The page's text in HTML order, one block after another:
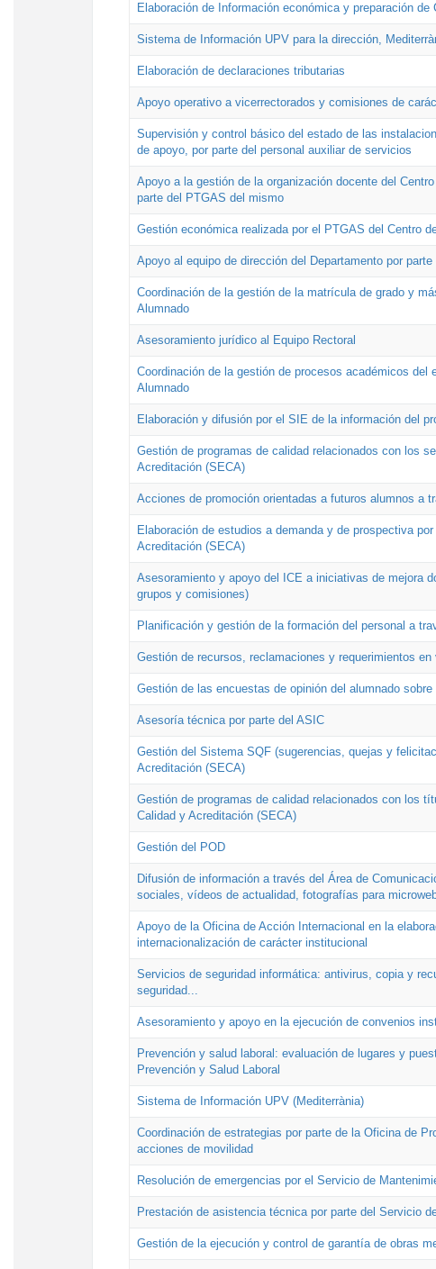
Elaboración de Información económica y preparación de
Sistema de Información UPV para la dirección,
Elaboración de declaraciones tributarias
Apoyo operativo a vicerrectorados y comisiones de
Supervisión y control básico del estado de las
de apoyo, por parte del personal auxiliar de servicios
Apoyo a la gestión de la organización docente del
parte del PTGAS del mismo
Gestión económica realizada por el PTGAS del Centro
Apoyo al equipo de dirección del Departamento por
Coordinación de la gestión de la matrícula de grado y
Alumnado
Asesoramiento jurídico al Equipo Rectoral
Coordinación de la gestión de procesos académicos
Alumnado
Elaboración y difusión por el SIE de la información del
Gestión de programas de calidad relacionados con los
Acreditación (SECA)
Acciones de promoción orientadas a futuros alumnos a
Elaboración de estudios a demanda y de prospectiva
Acreditación (SECA)
Asesoramiento y apoyo del ICE a iniciativas de mejora
grupos y comisiones)
Planificación y gestión de la formación del personal a
Gestión de recursos, reclamaciones y requerimientos
Gestión de las encuestas de opinión del alumnado
Asesoría técnica por parte del ASIC
Gestión del Sistema SQF (sugerencias, quejas y
Acreditación (SECA)
Gestión de programas de calidad relacionados con los
Calidad y Acreditación (SECA)
Gestión del POD
Difusión de información a través del Área de
sociales, vídeos de actualidad, fotografías para
Apoyo de la Oficina de Acción Internacional en la
internacionalización de carácter institucional
Servicios de seguridad informática: antivirus, copia y
seguridad...
Asesoramiento y apoyo en la ejecución de convenios
Prevención y salud laboral: evaluación de lugares y
Prevención y Salud Laboral
Sistema de Información UPV (Mediterrània)
Coordinación de estrategias por parte de la Oficina de
acciones de movilidad
Resolución de emergencias por el Servicio de
Prestación de asistencia técnica por parte del Servicio
Gestión de la ejecución y control de garantía de obras